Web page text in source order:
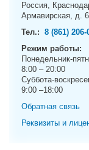
Россия,
Армавирская, д.
Тел.: 8 (861) 206-
Режим работы:
Понедельник-
8:00 – 20:00
Суббота-
9:00 –18:00
Обратная связь
Реквизиты и